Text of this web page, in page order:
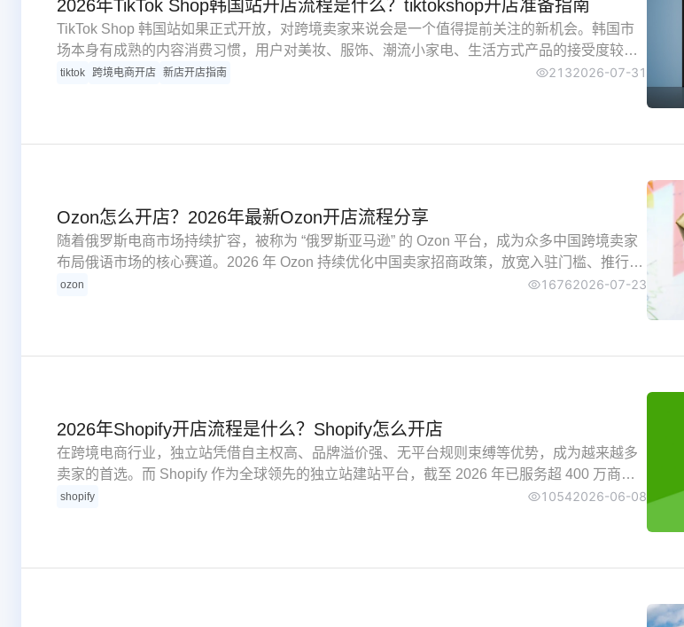
2026年TikTok Shop韩国站开店流程是什么？tiktokshop开店准备指南
TikTok Shop 韩国站如果正式开放，对跨境卖家来说会是一个值得提前关注的新机会。韩国市
场本身有成熟的内容消费习惯，用户对美妆、服饰、潮流小家电、生活方式产品的接受度较
高，再叠加短视频和直播带货的种草效率，适合有内容能力、供应链反应快、愿意做本地化运
tiktok 跨境电商开店 新店开店指南 2132026-07-31
Ozon怎么开店？2026年最新Ozon开店流程分享
随着俄罗斯电商市场持续扩容，被称为 “俄罗斯亚马逊” 的 Ozon 平台，成为众多中国跨境卖家
布局俄语市场的核心赛道。2026 年 Ozon 持续优化中国卖家招商政策，放宽入驻门槛、推行零
保证金政策，同时强化合规监管。本文结合平台最新官方规则，完整梳理中国企业卖家从资料
ozon 16762026-07-23
2026年Shopify开店流程是什么？Shopify怎么开店
在跨境电商行业，独立站凭借自主权高、品牌溢价强、无平台规则束缚等优势，成为越来越多
卖家的首选。而 Shopify 作为全球领先的独立站建站平台，截至 2026 年已服务超 400 万商
户，覆盖 175 个国家和地区，是新手入局独立站的最优选择之一。2026 年 Shopify 开店流程已
shopify 10542026-06-08